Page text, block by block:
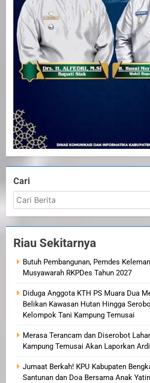
Cari
Riau Sekitarnya
Butuh Pembangunan, Pemdes
Musyawarah RKPDes Tahun 2027
Diduga Anggota KTH PS Muara Dua
Belikan Kawasan Hutan Hingga
Kelompok Tani Kampung Temusai
Merasa Terancam dan Diserobot
Kampung Temusai Akan Laporkan
Jumaat Berkah! KPU Kabupaten
Santunan dan Doa Bersama Anak